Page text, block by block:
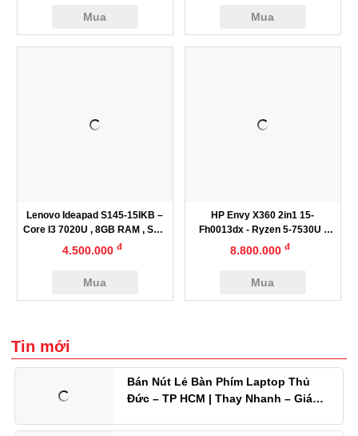
Mua Mua
Lenovo Ideapad S145-15IKB –
Core I3 7020U , 8GB RAM , SSD
M.2 256GB , 15.6”
4.500.000 đ
Mua
HP Envy X360 2in1 15-
Fh0013dx - Ryzen 5-7530U |
Ram 8GB | SSD 256GB |
15.6inch FHD Cảm Ứng
8.800.000 đ
Mua
Tin mới
Bán Nút Lẻ Bàn Phím Laptop Thủ
Đức – TP HCM | Thay Nhanh – Giá